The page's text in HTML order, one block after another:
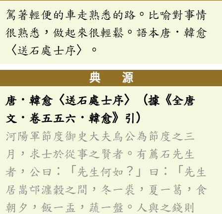
駕著輕便的車走熟悉的路。比喻對事情
很熟悉，做起來很輕鬆。語本唐．韓愈
〈送石處士序〉。
典 源
唐．韓愈〈送石處士序〉（據《全唐
文．卷五五六．韓愈》引）
河陽軍節度御史大夫烏公為節度之三
月，求士於從事之賢者。有薦石先生
者，公曰：「先生何如？」曰：「先生
居嵩邙瀍穀之間，冬一裘，夏一葛，食
朝夕，飯一盂，蔬一盤。人與之錢則